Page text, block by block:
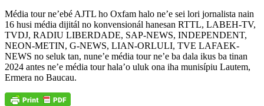
Média tour ne’ebé AJTL ho Oxfam halo ne’e sei lori jornalista nain
16 husi média dijitál no konvensionál hanesan RTTL, LABEH-TV,
TVDJ, RADIU LIBERDADE, SAP-NEWS, INDEPENDENT,
NEON-METIN, G-NEWS, LIAN-ORLULI, TVE LAFAEK-
NEWS no seluk tan, nune’e média tour ne’e ba dala ikus ba tinan
2024 antes ne’e média tour hala’o uluk ona iha munisípiu Lautem,
Ermera no Baucau.